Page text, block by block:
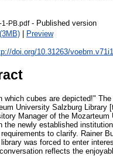
PB.pdf- Published version
| Preview
doi.org/10.31263/
which cubes are depicted!"
University Salzburg
Manager of the
the newly established
to clarify. Rainer
was forced to enter
reflects the